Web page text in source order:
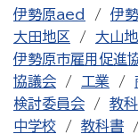
伊勢原aed
伊
大田地区
大山
伊勢原市雇用促進
協議会
工業
検討委員会
教
中学校
教科書